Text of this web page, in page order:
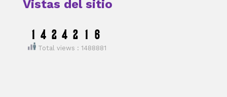
Vistas del sitio
Total views : 1488881